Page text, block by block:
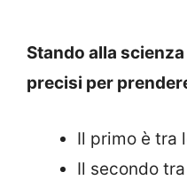
Stando alla
precisi per
Il primo è tra
Il secondo